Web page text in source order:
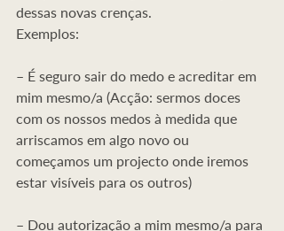
dessas novas crenças.
Exemplos:
– É seguro sair do medo e acreditar em
mim mesmo/a (Acção: sermos doces
com os nossos medos à medida que
arriscamos em algo novo ou
começamos um projecto onde iremos
estar visíveis para os outros)
– Dou autorização a mim mesmo/a para